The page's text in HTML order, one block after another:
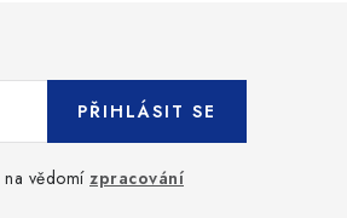
na vědomí zpracování
PŘIHLÁSIT SE